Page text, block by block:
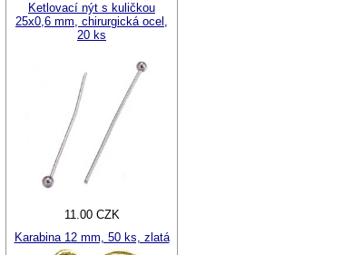
Ketlovací nýt s kuličkou
25x0,6 mm, chirurgická ocel,
20 ks
11.00 CZK
Karabina 12 mm, 50 ks, zlatá